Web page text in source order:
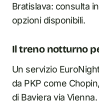
Bratislava: consulta
opzioni disponibili.
Il treno notturno
Un servizio
da PKP come
di Baviera via